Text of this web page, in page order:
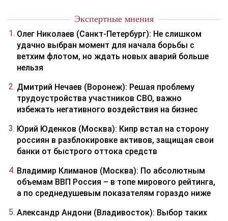
Экспертные мнения
Олег Николаев (Санкт-Петербург): Не слишком
удачно выбран момент для начала борьбы с
ветхим флотом, но ждать новых аварий больше
нельзя
Дмитрий Нечаев (Воронеж): Решая проблему
трудоустройства участников СВО, важно
избежать негативного воздействия на бизнес
Юрий Юденков (Москва): Кипр встал на сторону
россиян в разблокировке активов, защищая свои
банки от быстрого оттока средств
Владимир Климанов (Москва): По абсолютным
объемам ВВП Россия – в топе мирового рейтинга,
а по среднедушевым показателям гораздо ниже
Александр Андони (Владивосток): Выбор таких